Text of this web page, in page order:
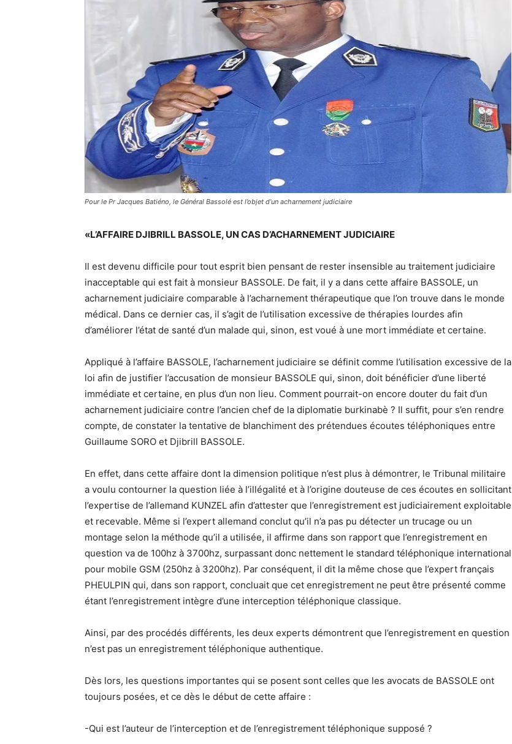
Pour le Pr Jacques Batiéno, le Général Bassolé est l’objet d’un acharnement judiciaire
«L’AFFAIRE DJIBRILL BASSOLE, UN CAS D’ACHARNEMENT JUDICIAIRE
Il est devenu difficile pour tout esprit bien pensant de rester insensible au traitement judiciaire
inacceptable qui est fait à monsieur BASSOLE. De fait, il y a dans cette affaire BASSOLE, un
acharnement judiciaire comparable à l’acharnement thérapeutique que l’on trouve dans le monde
médical. Dans ce dernier cas, il s’agit de l’utilisation excessive de thérapies lourdes afin
d’améliorer l’état de santé d’un malade qui, sinon, est voué à une mort immédiate et certaine.
Appliqué à l’affaire BASSOLE, l’acharnement judiciaire se définit comme l’utilisation excessive de la
loi afin de justifier l’accusation de monsieur BASSOLE qui, sinon, doit bénéficier d’une liberté
immédiate et certaine, en plus d’un non lieu. Comment pourrait-on encore douter du fait d’un
acharnement judiciaire contre l’ancien chef de la diplomatie burkinabè ? Il suffit, pour s’en rendre
compte, de constater la tentative de blanchiment des prétendues écoutes téléphoniques entre
Guillaume SORO et Djibrill BASSOLE.
En effet, dans cette affaire dont la dimension politique n’est plus à démontrer, le Tribunal militaire
a voulu contourner la question liée à l’illégalité et à l’origine douteuse de ces écoutes en sollicitant
l’expertise de l’allemand KUNZEL afin d’attester que l’enregistrement est judiciairement exploitable
et recevable. Même si l’expert allemand conclut qu’il n’a pas pu détecter un trucage ou un
montage selon la méthode qu’il a utilisée, il affirme dans son rapport que l’enregistrement en
question va de 100hz à 3700hz, surpassant donc nettement le standard téléphonique international
pour mobile GSM (250hz à 3200hz). Par conséquent, il dit la même chose que l’expert français
PHEULPIN qui, dans son rapport, concluait que cet enregistrement ne peut être présenté comme
étant l’enregistrement intègre d’une interception téléphonique classique.
Ainsi, par des procédés différents, les deux experts démontrent que l’enregistrement en question
n’est pas un enregistrement téléphonique authentique.
Dès lors, les questions importantes qui se posent sont celles que les avocats de BASSOLE ont
toujours posées, et ce dès le début de cette affaire :
-Qui est l’auteur de l’interception et de l’enregistrement téléphonique supposé ?